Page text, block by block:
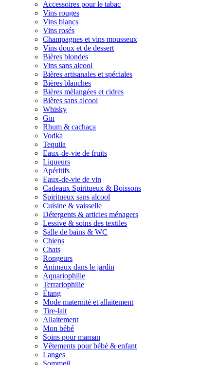
Accessoires pour le tabac
Vins rouges
Vins blancs
Vins rosés
Champagnes et vins mousseux
Vins doux et de dessert
Bières blondes
Vins sans alcool
Bières artisanales et spéciales
Bières blanches
Bières mèlangées et cidres
Bières sans alcool
Whisky
Gin
Rhum & cachaça
Vodka
Tequila
Eaux-de-vie de fruits
Liqueurs
Apéritifs
Eaux-de-vie de vin
Cadeaux Spiritueux & Boissons
Spiritueux sans alcool
Cuisine & vaisselle
Détergents & articles ménagers
Lessive & soins des textiles
Salle de bains & WC
Chiens
Chats
Rongeurs
Animaux dans le jardin
Aquariophilie
Terrariophilie
Étang
Mode maternité et allaitement
Tire-lait
Allaitement
Mon bébé
Soins pour maman
Vêtements pour bébé & enfant
Langes
Sommeil